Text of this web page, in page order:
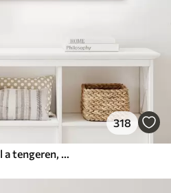
318
Absztrakció a vitorlásokkal a tengeren, akril stílusban, naplemente